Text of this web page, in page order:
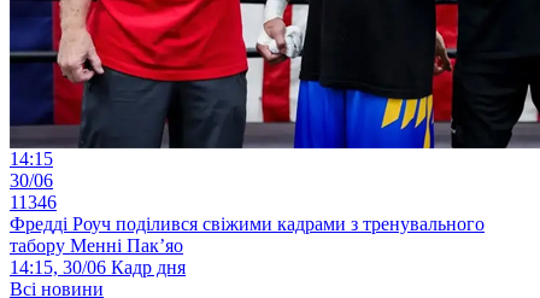
14:15
30/06
11346
Фредді Роуч поділився свіжими кадрами з тренувального
табору Менні Пак’яо
14:15, 30/06 Кадр дня
Всі новини